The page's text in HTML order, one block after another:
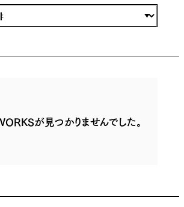
が見つかりませんでした。